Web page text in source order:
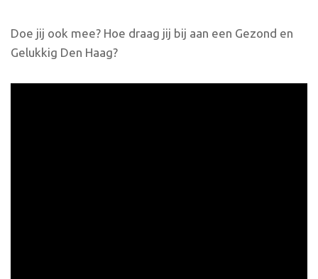
Doe jij ook mee? Hoe draag jij bij aan een Gezond en
Gelukkig Den Haag?